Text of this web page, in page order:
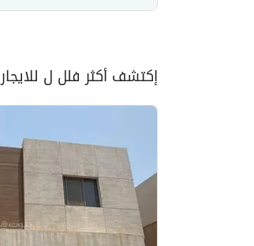
إكتشف أكثر فلل ل للايجار